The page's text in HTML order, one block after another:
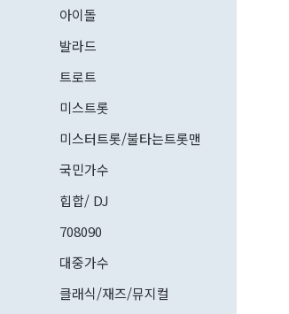
아이돌
발라드
트로트
미스트롯
미스터트롯/불타는트롯맨
국민가수
힙합/ DJ
708090
대중가수
클래식/재즈/뮤지컬